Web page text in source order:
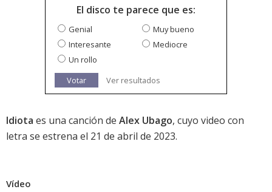
El disco te parece que es:
Genial
Muy bueno
Interesante
Mediocre
Un rollo
Votar
Ver resultados
Idiota es una canción de Alex Ubago, cuyo video con
letra se estrena el 21 de abril de 2023.
Vídeo